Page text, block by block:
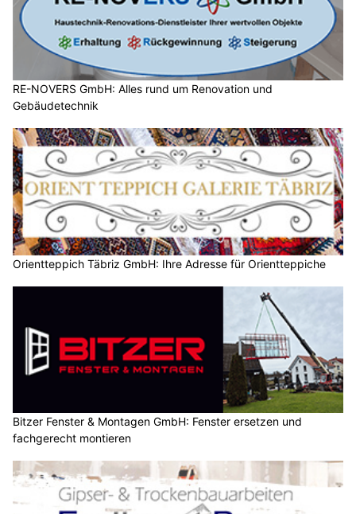
RE-NOVERS GmbH: Alles rund um Renovation und
Gebäudetechnik
Orientteppich Täbriz GmbH: Ihre Adresse für Orientteppiche
Bitzer Fenster & Montagen GmbH: Fenster ersetzen und
fachgerecht montieren